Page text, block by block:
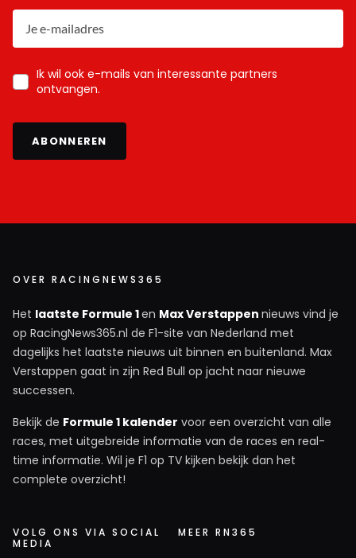
Ik wil ook e-mails van interessante partners
ontvangen.
ABONNEREN
OVER RACINGNEWS365
Het laatste Formule 1en Max Verstappen nieuws vind je
op RacingNews365.nl de F1-site van Nederland met
dagelijks het laatste nieuws uit binnen en buitenland. Max
Verstappen gaat in zijn Red Bull op jacht naar nieuwe
successen.
Bekijk de Formule 1 kalender voor een overzicht van alle
races, met uitgebreide informatie van de races en real-
time informatie. Wil je F1 op TV kijken bekijk dan het
complete overzicht!
VOLG ONS VIA SOCIAL
MEDIA
MEER RN365